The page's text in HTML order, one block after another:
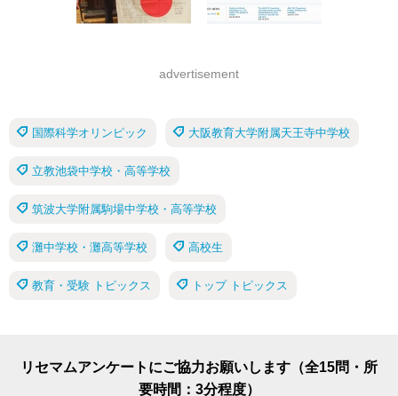
advertisement
国際科学オリンピック 大阪教育大学附属天王寺中学校
立教池袋中学校・高等学校
筑波大学附属駒場中学校・高等学校
灘中学校・灘高等学校 高校生
教育・受験 トピックス トップ トピックス
リセマムアンケートにご協力お願いします（全15問・所
要時間：3分程度）